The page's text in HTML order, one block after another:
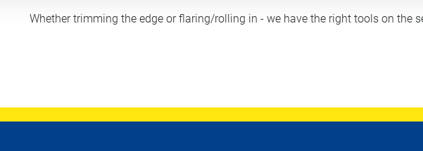
Whether trimming the edge or flaring/rolling in - we have the right tools on the